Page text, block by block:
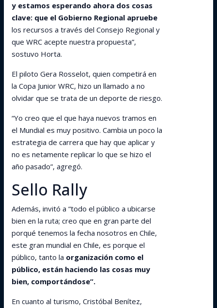
y estamos esperando ahora dos cosas
clave: que el Gobierno Regional apruebe
los recursos a través del Consejo Regional y
que WRC acepte nuestra propuesta”,
sostuvo Horta.
El piloto Gera Rosselot, quien competirá en
la Copa Junior WRC, hizo un llamado a no
olvidar que se trata de un deporte de riesgo.
“Yo creo que el que haya nuevos tramos en
el Mundial es muy positivo. Cambia un poco la
estrategia de carrera que hay que aplicar y
no es netamente replicar lo que se hizo el
año pasado”, agregó.
Sello Rally
Además, invitó a “todo el público a ubicarse
bien en la ruta; creo que en gran parte del
porqué tenemos la fecha nosotros en Chile,
este gran mundial en Chile, es porque el
público, tanto la organización como el
público, están haciendo las cosas muy
bien, comportándose”.
En cuanto al turismo, Cristóbal Benítez,